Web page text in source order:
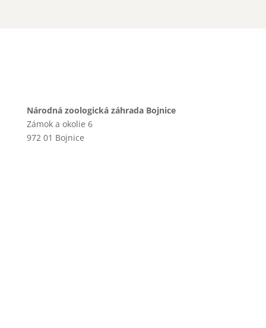
Národná zoologická záhrada Bojnice
Zámok a okolie 6
972 01 Bojnice